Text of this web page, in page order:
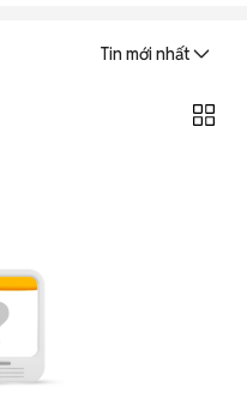
Tin mới nhất